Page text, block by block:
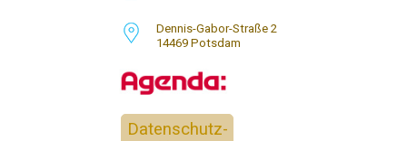
Dennis-Gabor-Straße 2
14469 Potsdam
Datenschutz-